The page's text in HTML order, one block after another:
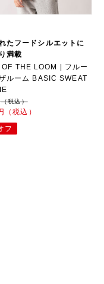
たフードシルエットに
満載
OF THE LOOM | フルー
ルーム BASIC SWEAT
税込）
（税込）
フ